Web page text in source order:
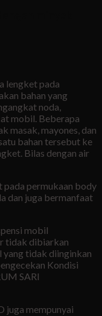
lengket pada
bahan yang
noda,
mobil. Beberapa
masak, mayones, dan
bahan tersebut ke
Bilas dengan air
pada permukaan body
dan juga bermanfaat
mobil
tidak dibiarkan
yang tidak diinginkan
Kondisi
SARI
juga mempunyai